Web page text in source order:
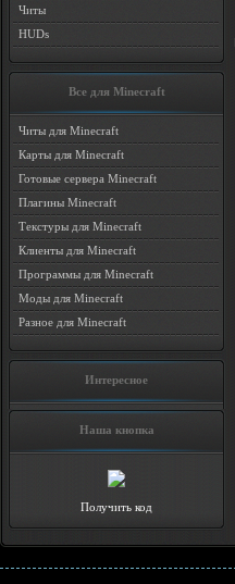
Читы
HUDs
Все для Minecraft
Читы для Minecraft
Карты для Minecraft
Готовые сервера Minecraft
Плагины Minecraft
Текстуры для Minecraft
Клиенты для Minecraft
Программы для Minecraft
Моды для Minecraft
Разное для Minecraft
Интересное
Наша кнопка
Получить код